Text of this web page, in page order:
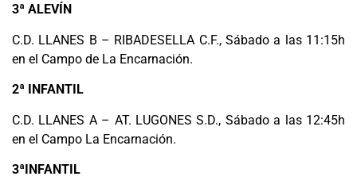
3ª ALEVÍN
C.D. LLANES B – RIBADESELLA C.F., Sábado a las 11:15h
en el Campo de La Encarnación.
2ª INFANTIL
C.D. LLANES A – AT. LUGONES S.D., Sábado a las 12:45h
en el Campo La Encarnación.
3ªINFANTIL